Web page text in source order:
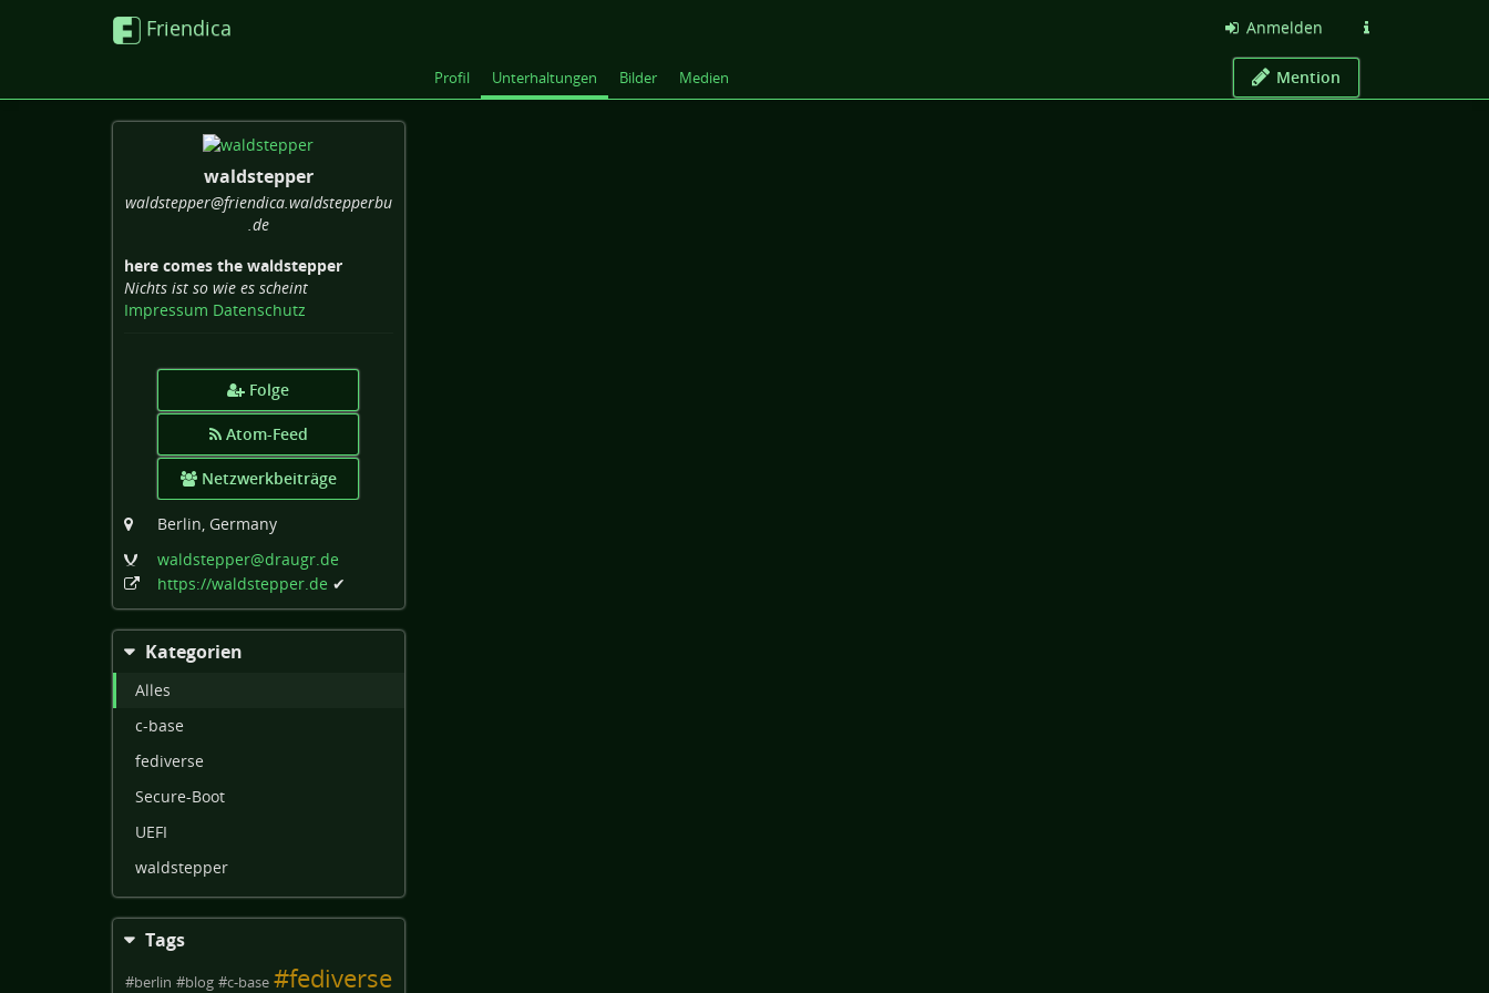
Friendica Anmelden
Profil Unterhaltungen Bilder Medien Mention
waldstepper
waldstepper@friendica.waldstepperbu
.de
here comes the waldstepper
Nichts ist so wie es scheint
Impressum Datenschutz
Folge
Atom-Feed
Netzwerkbeiträge
Berlin, Germany
waldstepper@draugr.de
https://waldstepper.de ✔
Kategorien
Alles
c-base
fediverse
Secure-Boot
UEFI
waldstepper
Tags
#berlin #blog #c-base #fediverse